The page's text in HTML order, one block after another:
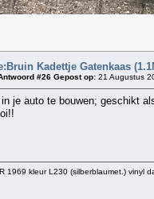
Kadettje Gatenkaas
#26 Gepost op: 21 Augustus
je auto te bouwen; geschikt
1969 kleur L230 (silberblaumet.) vinyl